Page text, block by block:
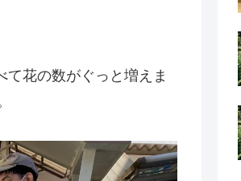
花の数がぐっと増えま